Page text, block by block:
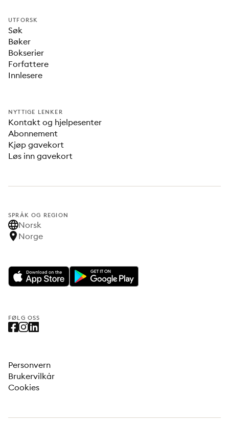
UTFORSK
Søk
Bøker
Bokserier
Forfattere
Innlesere
NYTTIGE LENKER
Kontakt og hjelpesenter
Abonnement
Kjøp gavekort
Løs inn gavekort
SPRÅK OG REGION
Norsk
Norge
FØLG OSS
Personvern
Brukervilkår
Cookies